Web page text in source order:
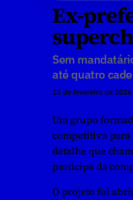
Ex-
Sem
até quatro
10 de fevereiro de
Um grupo
competitiva para
detalhe que
participa da
O projeto foi